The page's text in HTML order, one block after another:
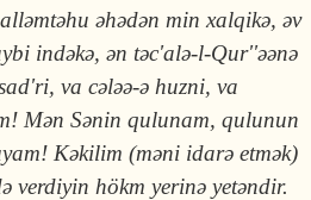
əhədən min xalqikə, əv
indəkə, ən təc'alə-l-Qur''əənə
va cələə-ə huzni, va
Mən Sənin qulunam, qulu­nun
Kəkilim (məni idarə etmək)
verdiyin hökm yerinə yetəndir.